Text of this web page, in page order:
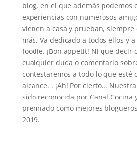
blog, en el que además podemos
experiencias con numerosos
vienen a casa y prueban,
más. Va dedicado a todos ellos y
foodie. ¡Bon appetit! Ni que decir
cualquier duda o comentario
contestaremos a todo lo que esté
alcance. . ¡Ah! Por cierto...
sido reconocida por Canal Cocina
premiado como mejores
2019.